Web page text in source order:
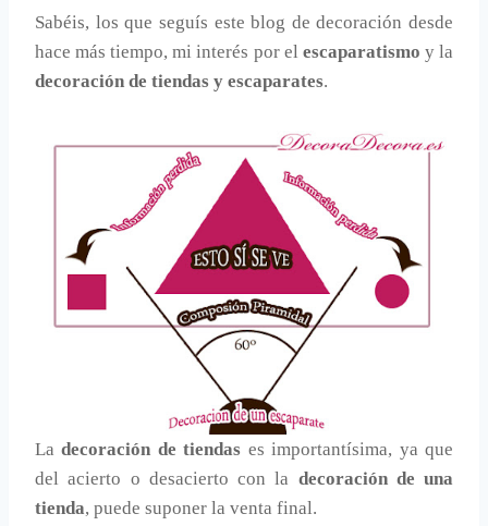
Sabéis, los que seguís este blog de decoración desde
hace más tiempo, mi interés por el escaparatismo y la
decoración de tiendas y escaparates.
Ladecoración de tiendas es importantísima, ya que
del acierto o desacierto con la decoración de una
tienda, puede suponer la venta final.